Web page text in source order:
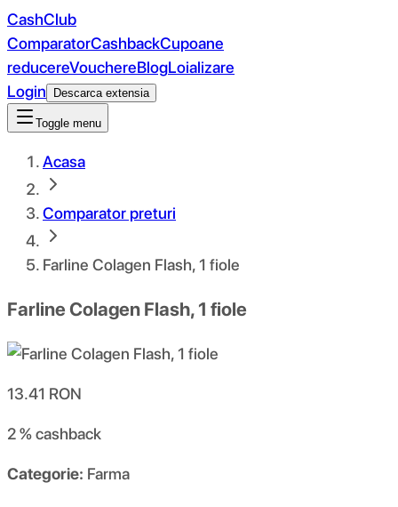
CashClub
ComparatorCashbackCupoane
reducereVouchereBlogLoializare
Login
Descarca extensia
Toggle menu
Acasa
Comparator preturi
Farline Colagen Flash, 1 fiole
Farline Colagen Flash, 1 fiole
13.41 RON
2 %cashback
Categorie: Farma